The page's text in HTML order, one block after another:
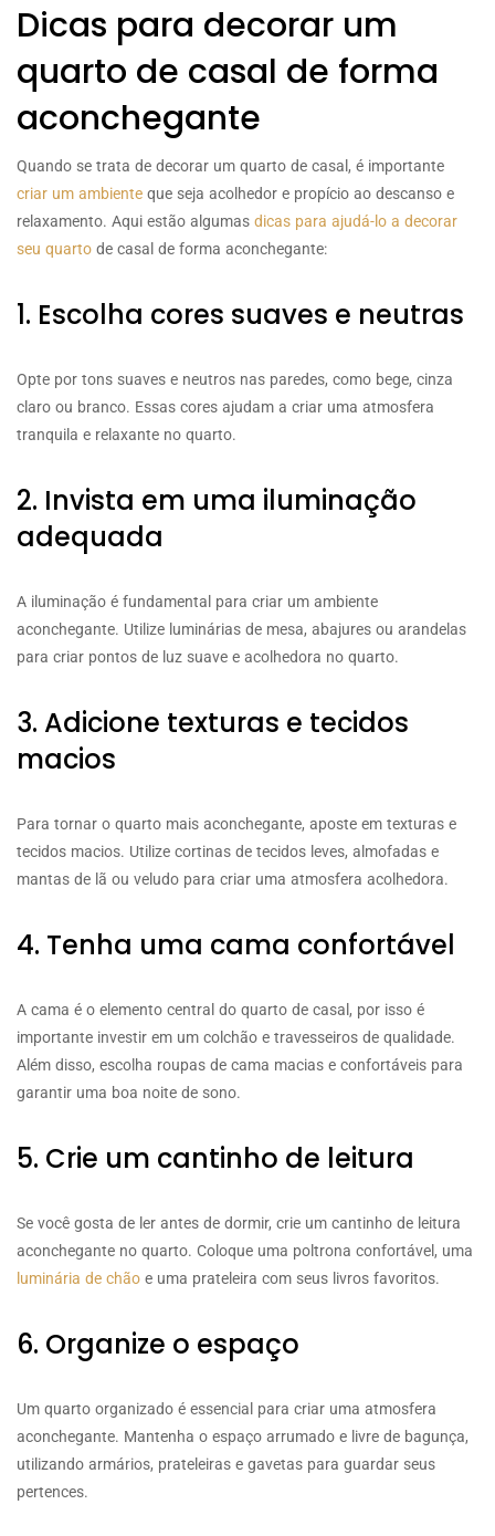
Dicas para decorar um
quarto de casal de forma
aconchegante
Quando se trata de decorar um quarto de casal, é importante
criar um ambiente que seja acolhedor e propício ao descanso e
relaxamento. Aqui estão algumas dicas para ajudá-lo a decorar
seu quarto de casal de forma aconchegante:
1. Escolha cores suaves e neutras
Opte por tons suaves e neutros nas paredes, como bege, cinza
claro ou branco. Essas cores ajudam a criar uma atmosfera
tranquila e relaxante no quarto.
2. Invista em uma iluminação
adequada
A iluminação é fundamental para criar um ambiente
aconchegante. Utilize luminárias de mesa, abajures ou arandelas
para criar pontos de luz suave e acolhedora no quarto.
3. Adicione texturas e tecidos
macios
Para tornar o quarto mais aconchegante, aposte em texturas e
tecidos macios. Utilize cortinas de tecidos leves, almofadas e
mantas de lã ou veludo para criar uma atmosfera acolhedora.
4. Tenha uma cama confortável
A cama é o elemento central do quarto de casal, por isso é
importante investir em um colchão e travesseiros de qualidade.
Além disso, escolha roupas de cama macias e confortáveis para
garantir uma boa noite de sono.
5. Crie um cantinho de leitura
Se você gosta de ler antes de dormir, crie um cantinho de leitura
aconchegante no quarto. Coloque uma poltrona confortável, uma
luminária de chão e uma prateleira com seus livros favoritos.
6. Organize o espaço
Um quarto organizado é essencial para criar uma atmosfera
aconchegante. Mantenha o espaço arrumado e livre de bagunça,
utilizando armários, prateleiras e gavetas para guardar seus
pertences.